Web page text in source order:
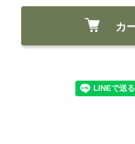
カ